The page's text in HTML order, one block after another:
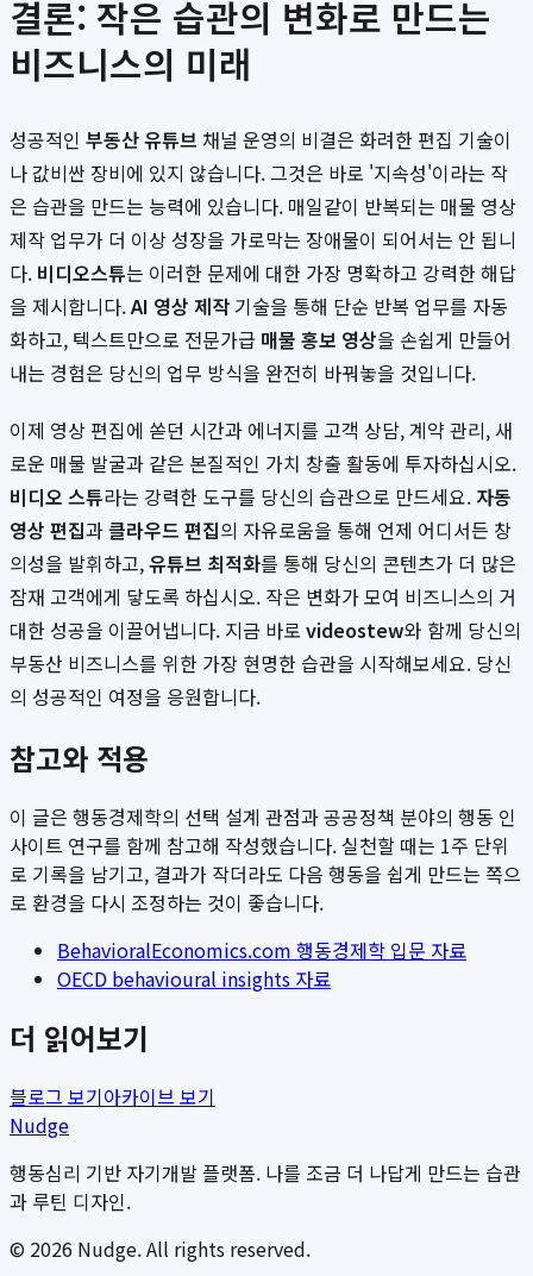
결론: 작은 습관의 변화로 만드는
비즈니스의 미래
성공적인 부동산 유튜브 채널 운영의 비결은 화려한 편집 기술이
나 값비싼 장비에 있지 않습니다. 그것은 바로 '지속성'이라는 작
은 습관을 만드는 능력에 있습니다. 매일같이 반복되는 매물 영상
제작 업무가 더 이상 성장을 가로막는 장애물이 되어서는 안 됩니
다. 비디오스튜는 이러한 문제에 대한 가장 명확하고 강력한 해답
을 제시합니다.AI 영상 제작 기술을 통해 단순 반복 업무를 자동
화하고, 텍스트만으로 전문가급 매물 홍보 영상을 손쉽게 만들어
내는 경험은 당신의 업무 방식을 완전히 바꿔놓을 것입니다.
이제 영상 편집에 쏟던 시간과 에너지를 고객 상담, 계약 관리, 새
로운 매물 발굴과 같은 본질적인 가치 창출 활동에 투자하십시오.
비디오 스튜라는 강력한 도구를 당신의 습관으로 만드세요. 자동
영상 편집과클라우드 편집의 자유로움을 통해 언제 어디서든 창
의성을 발휘하고,유튜브 최적화를 통해 당신의 콘텐츠가 더 많은
잠재 고객에게 닿도록 하십시오. 작은 변화가 모여 비즈니스의 거
대한 성공을 이끌어냅니다. 지금 바로 videostew와 함께 당신의
부동산 비즈니스를 위한 가장 현명한 습관을 시작해보세요. 당신
의 성공적인 여정을 응원합니다.
참고와 적용
이 글은 행동경제학의 선택 설계 관점과 공공정책 분야의 행동 인
사이트 연구를 함께 참고해 작성했습니다. 실천할 때는 1주 단위
로 기록을 남기고, 결과가 작더라도 다음 행동을 쉽게 만드는 쪽으
로 환경을 다시 조정하는 것이 좋습니다.
BehavioralEconomics.com 행동경제학 입문 자료
OECD behavioural insights 자료
더 읽어보기
블로그 보기아카이브 보기
Nudge
행동심리 기반 자기개발 플랫폼. 나를 조금 더 나답게 만드는 습관
과 루틴 디자인.
© 2026 Nudge. All rights reserved.